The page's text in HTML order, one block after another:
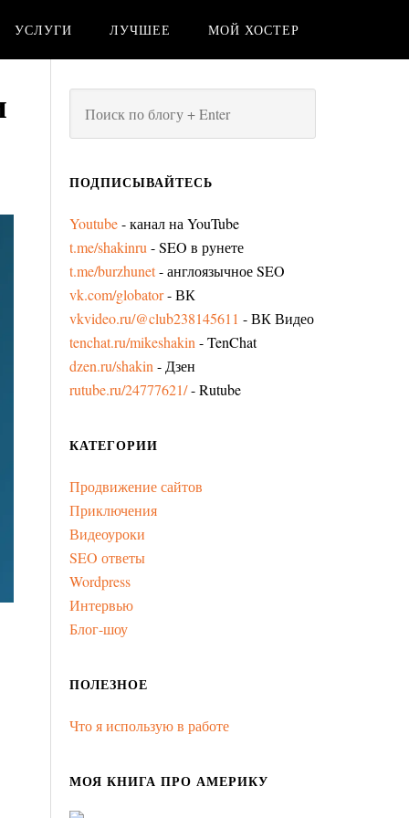
УСЛУГИ ЛУЧШЕЕ МОЙ ХОСТЕР
ПОДПИСЫВАЙТЕСЬ
Youtube- канал на YouTube
t.me/shakinru - SEO в рунете
t.me/burzhunet- англоязычное SEO
vk.com/globator- ВК
vkvideo.ru/@club238145611 - ВК Видео
tenchat.ru/mikeshakin - TenChat
dzen.ru/shakin - Дзен
rutube.ru/24777621/- Rutube
КАТЕГОРИИ
Продвижение сайтов
Приключения
Видеоуроки
SEO ответы
Wordpress
Интервью
Блог-шоу
ПОЛЕЗНОЕ
Что я использую в работе
МОЯ КНИГА ПРО АМЕРИКУ